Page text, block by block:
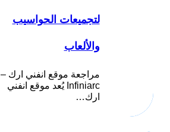
لتجميعات الحواسيب
والألعاب
مراجعة موقع انفني ارك –
Infiniarc يُعد موقع انفني
ارك…